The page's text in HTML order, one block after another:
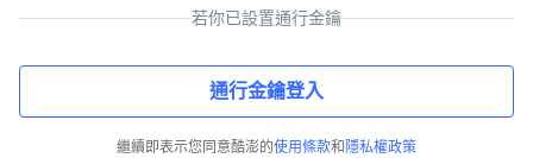
若你已設置通行金鑰
通行金鑰登入
繼續即表示您同意酷澎的使用條款和 隱私權政策